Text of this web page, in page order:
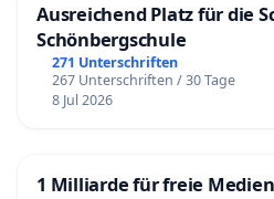
Ausreichend Platz für die
Schönbergschule
271 Unterschriften
267 Unterschriften / 30 Tage
8 Jul 2026
1 Milliarde für freie Medien